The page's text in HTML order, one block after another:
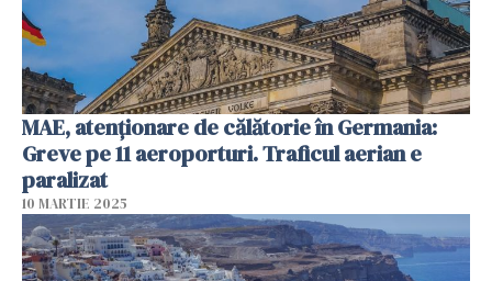
MAE, atenționare de călătorie în Germania:
Greve pe 11 aeroporturi. Traficul aerian e
paralizat
10 MARTIE 2025